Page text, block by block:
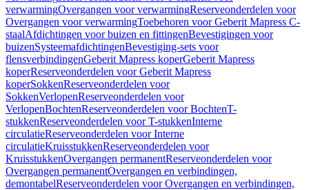
verwarmingOvergangen voor verwarmingReserveonderdelen voor
Overgangen voor verwarmingToebehoren voor Geberit Mapress C-
staalAfdichtingen voor buizen en fittingenBevestigingen voor
buizenSysteemafdichtingenBevestiging-sets voor
flensverbindingenGeberit Mapress koperGeberit Mapress
koperReserveonderdelen voor Geberit Mapress
koperSokkenReserveonderdelen voor
SokkenVerlopenReserveonderdelen voor
VerlopenBochtenReserveonderdelen voor BochtenT-
stukkenReserveonderdelen voor T-stukkenInterne
circulatieReserveonderdelen voor Interne
circulatieKruisstukkenReserveonderdelen voor
KruisstukkenOvergangen permanentReserveonderdelen voor
Overgangen permanentOvergangen en verbindingen,
demontabelReserveonderdelen voor Overgangen en verbindingen,